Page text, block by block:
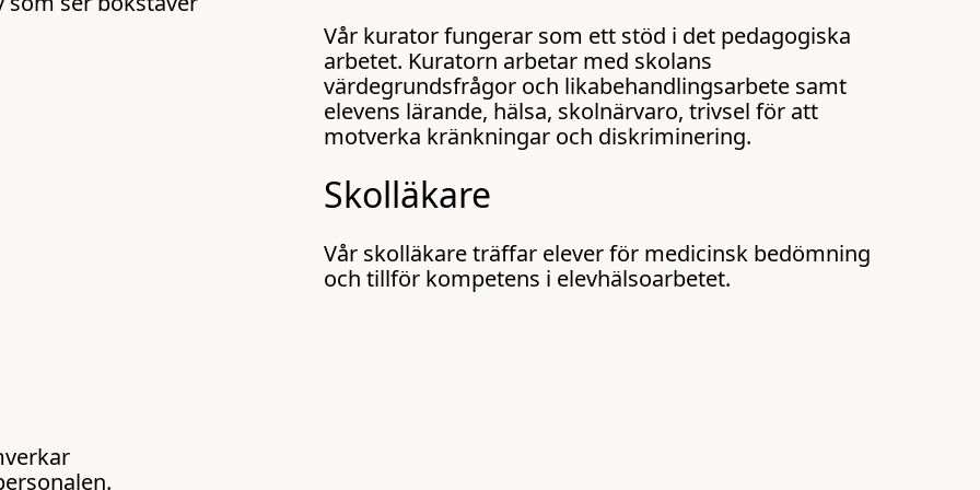
Vår kurator fungerar som ett stöd i det pedagogiska
arbetet. Kuratorn arbetar med skolans
värdegrundsfrågor och likabehandlingsarbete samt
elevens lärande, hälsa, skolnärvaro, trivsel för att
motverka kränkningar och diskriminering.
Skolläkare
Vår skolläkare träffar elever för medicinsk bedömning
och tillför kompetens i elevhälsoarbetet.